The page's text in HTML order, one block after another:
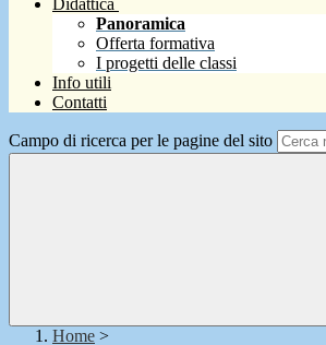
Didattica
Panoramica
Offerta formativa
I progetti delle classi
Info utili
Contatti
Campo di ricerca per le pagine del sito
Home >